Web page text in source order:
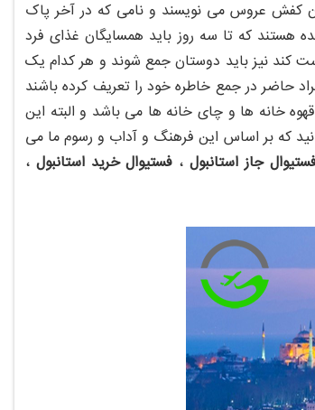
کفش عروس می نویسند و نامی که در آخر پاک
هستند که تا سه روز باید همسایگان غذای فرد
کند نیز باید دوستان جمع شوند و هر کدام یک
حاضر در جمع خاطره خود را تعریف کرده باشند
خانه ها و چای خانه ها می باشد و البته این
که بر اساس این فرهنگ و آداب و رسوم ما می
جاز استانبول ، فستیوال خرید استانبول ،